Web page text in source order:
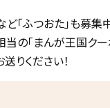
「ふつおた」も募集中
「まんが王国クー
りください！